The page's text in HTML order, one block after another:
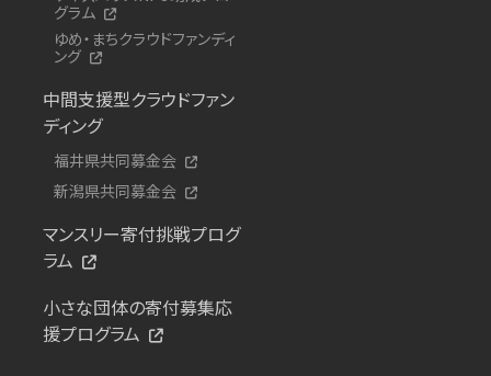
グラム
ゆめ・まちクラウドファンディ
ング
中間支援型クラウドファン
ディング
福井県共同募金会
新潟県共同募金会
マンスリー寄付挑戦プログ
ラム
小さな団体の寄付募集応
援プログラム